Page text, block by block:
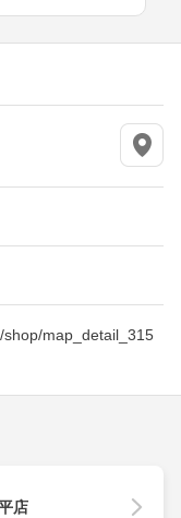
shop/map_detail_315
店